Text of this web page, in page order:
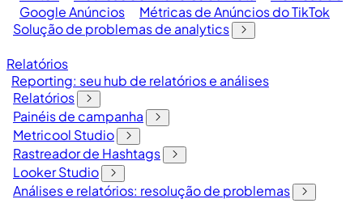
Google Anúncios
Métricas de Anúncios do TikTok
Solução de problemas de analytics
Relatórios
Reporting: seu hub de relatórios e análises
Relatórios
Painéis de campanha
Metricool Studio
Rastreador de Hashtags
Looker Studio
Análises e relatórios: resolução de problemas